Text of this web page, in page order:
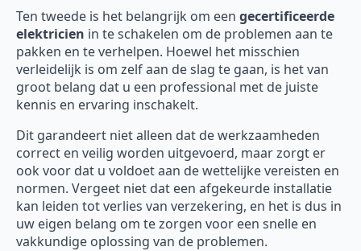
Ten tweede is het belangrijk om een gecertificeerde
elektricien in te schakelen om de problemen aan te
pakken en te verhelpen. Hoewel het misschien
verleidelijk is om zelf aan de slag te gaan, is het van
groot belang dat u een professional met de juiste
kennis en ervaring inschakelt.
Dit garandeert niet alleen dat de werkzaamheden
correct en veilig worden uitgevoerd, maar zorgt er
ook voor dat u voldoet aan de wettelijke vereisten en
normen. Vergeet niet dat een afgekeurde installatie
kan leiden tot verlies van verzekering, en het is dus in
uw eigen belang om te zorgen voor een snelle en
vakkundige oplossing van de problemen.